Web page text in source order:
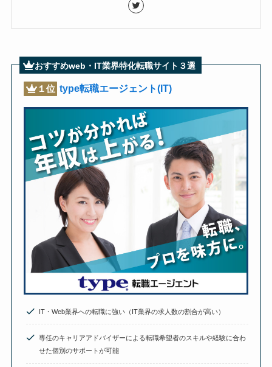
おすすめweb・IT業界特化転職サイト３選
１位 type転職エージェント(IT)
IT・Web業界への転職に強い（IT業界の求人数の割合が高い）
専任のキャリアアドバイザーによる転職希望者のスキルや経験に合わ
せた個別のサポートが可能